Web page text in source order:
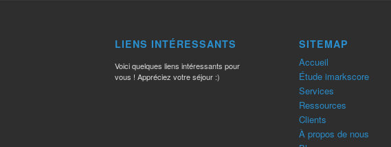
LIENS INTÉRESSANTS
Voici quelques liens intéressants pour
vous ! Appréciez votre séjour :)
SITEMAP
Accueil
Étude imarkscore
Services
Ressources
Clients
À propos de nous